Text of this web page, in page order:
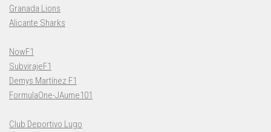
Granada Lions
Alicante Sharks
NowF1
SubvirajeF1
Demys Martínez F1
FormulaOne-JAume101
Club Deportivo Lugo